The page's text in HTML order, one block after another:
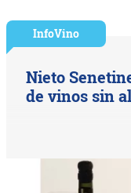
InfoVino
Nieto
de vinos sin